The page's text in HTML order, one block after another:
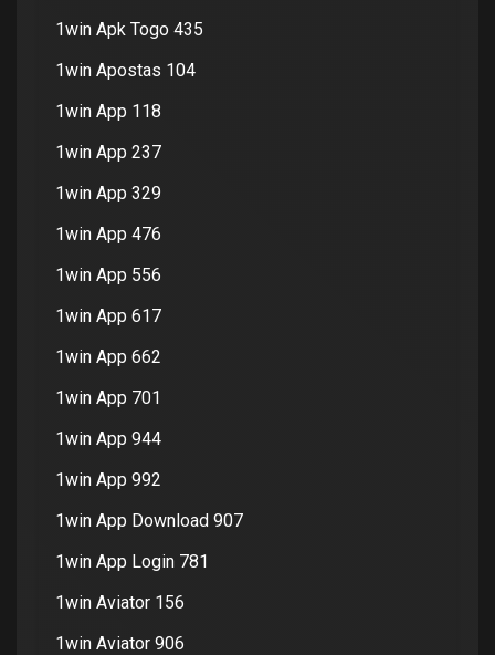
1win Apk Togo 435
1win Apostas 104
1win App 118
1win App 237
1win App 329
1win App 476
1win App 556
1win App 617
1win App 662
1win App 701
1win App 944
1win App 992
1win App Download 907
1win App Login 781
1win Aviator 156
1win Aviator 906